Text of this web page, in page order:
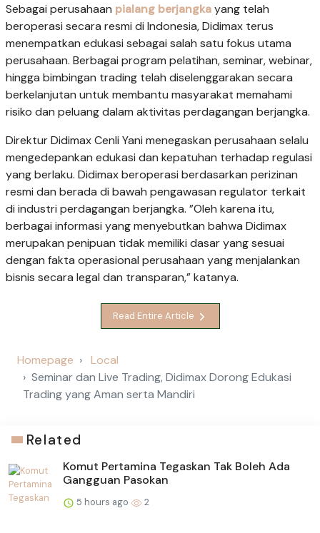
Sebagai perusahaan pialang berjangkayang telah
beroperasi secara resmi di Indonesia, Didimax terus
menempatkan edukasi sebagai salah satu fokus utama
perusahaan. Berbagai program pelatihan, seminar, webinar,
hingga bimbingan trading telah diselenggarakan secara
berkelanjutan untuk membantu masyarakat memahami
risiko dan peluang dalam aktivitas perdagangan berjangka.
Direktur Didimax Cenli Yani menegaskan perusahaan selalu
mengedepankan edukasi dan kepatuhan terhadap regulasi
yang berlaku. Didimax beroperasi berdasarkan perizinan
resmi dan berada di bawah pengawasan regulator terkait
di industri perdagangan berjangka. ”Oleh karena itu,
berbagai informasi yang menyebutkan bahwa Didimax
merupakan penipuan tidak memiliki dasar yang sesuai
dengan fakta operasional perusahaan yang menjalankan
bisnis secara legal dan transparan,” katanya.
Read Entire Article
Homepage
Local
Seminar dan Live Trading, Didimax Dorong Edukasi
Trading yang Aman serta Mandiri
Related
Komut Pertamina Tegaskan Tak Boleh Ada
Gangguan Pasokan
5 hours ago 2